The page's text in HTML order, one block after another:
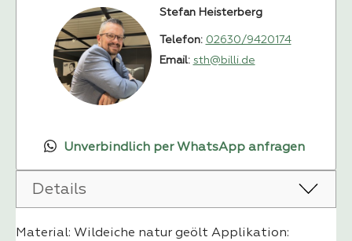
Stefan Heisterberg
Telefon: 02630/9420174
Email: sth@billi.de
Unverbindlich per WhatsApp anfragen
Details
Material: Wildeiche natur geölt Applikation: